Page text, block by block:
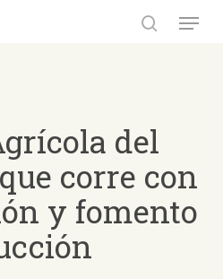
Menu
del
corre con
y fomento